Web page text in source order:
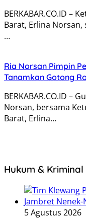
BERKABAR.CO.ID –
Barat, Erlina Norsan,
…
Ria Norsan Pimpin
Tanamkan Gotong
BERKABAR.CO.ID –
Norsan, bersama
Barat, Erlina…
Hukum & Kriminal
5 Agustus 2026